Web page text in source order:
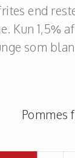
end
Kun
som
Pommes